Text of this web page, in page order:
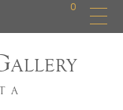
0
ALLERY